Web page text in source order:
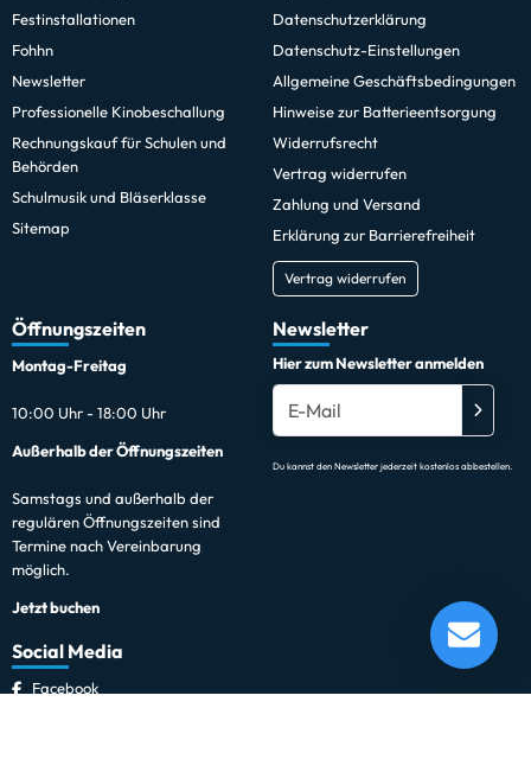
Festinstallationen
Fohhn
Newsletter
Professionelle Kinobeschallung
Rechnungskauf für Schulen und
Behörden
Schulmusik und Bläserklasse
Sitemap
Datenschutzerklärung
Datenschutz-Einstellungen
Allgemeine Geschäftsbedingungen
Hinweise zur Batterieentsorgung
Widerrufsrecht
Vertrag widerrufen
Zahlung und Versand
Erklärung zur Barrierefreiheit
Vertrag widerrufen
Öffnungszeiten
Montag-Freitag
10:00 Uhr - 18:00 Uhr
Außerhalb der Öffnungszeiten
Samstags und außerhalb der
regulären Öffnungszeiten sind
Termine nach Vereinbarung
möglich.
Jetzt buchen
Newsletter
Hier zum Newsletter anmelden
Du kannst den Newsletter jederzeit kostenlos abbestellen.
Social Media
Facebook